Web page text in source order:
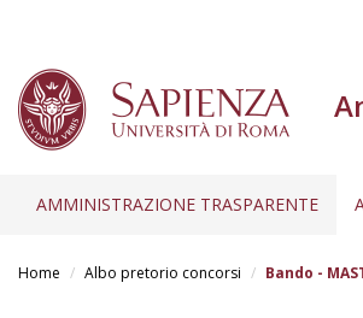
AMMINISTRAZIONE TRASPARENTE
Home Albo pretorio concorsi Bando -